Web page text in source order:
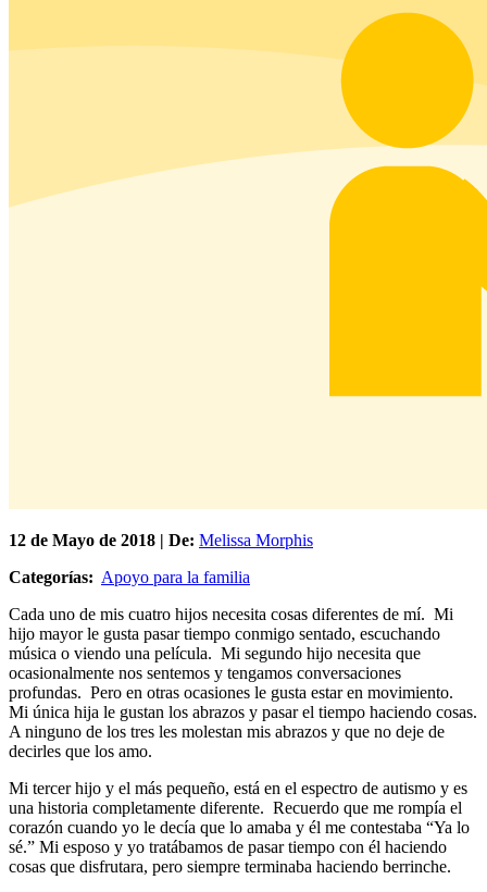
12 de Mayo de 2018 | De: Melissa Morphis
Categorías: Apoyo para la familia
Cada uno de mis cuatro hijos necesita cosas diferentes de mí. Mi
hijo mayor le gusta pasar tiempo conmigo sentado, escuchando
música o viendo una película. Mi segundo hijo necesita que
ocasionalmente nos sentemos y tengamos conversaciones
profundas. Pero en otras ocasiones le gusta estar en movimiento.
Mi única hija le gustan los abrazos y pasar el tiempo haciendo cosas.
A ninguno de los tres les molestan mis abrazos y que no deje de
decirles que los amo.
Mi tercer hijo y el más pequeño, está en el espectro de autismo y es
una historia completamente diferente. Recuerdo que me rompía el
corazón cuando yo le decía que lo amaba y él me contestaba “Ya lo
sé.” Mi esposo y yo tratábamos de pasar tiempo con él haciendo
cosas que disfrutara, pero siempre terminaba haciendo berrinche.